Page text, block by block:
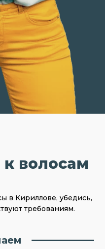
волосам
в Кириллове, убедись,
требованиям.